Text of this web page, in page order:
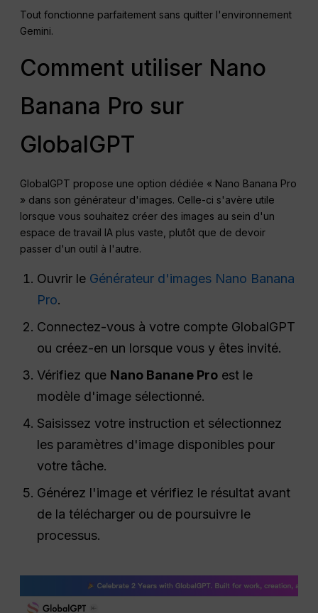
Tout fonctionne parfaitement sans quitter l'environnement
Gemini.
Comment utiliser Nano
Banana Pro sur
GlobalGPT
GlobalGPT propose une option dédiée « Nano Banana Pro
» dans son générateur d'images. Celle-ci s'avère utile
lorsque vous souhaitez créer des images au sein d'un
espace de travail IA plus vaste, plutôt que de devoir
passer d'un outil à l'autre.
Ouvrir le Générateur d'images Nano Banana
Pro.
Connectez-vous à votre compte GlobalGPT
ou créez-en un lorsque vous y êtes invité.
Vérifiez que Nano Banane Pro est le
modèle d'image sélectionné.
Saisissez votre instruction et sélectionnez
les paramètres d'image disponibles pour
votre tâche.
Générez l'image et vérifiez le résultat avant
de la télécharger ou de poursuivre le
processus.